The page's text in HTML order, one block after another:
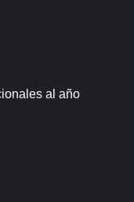
al año